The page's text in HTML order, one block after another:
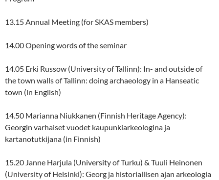
13.15 Annual Meeting (for SKAS members)
14.00 Opening words of the seminar
14.05 Erki Russow (University of Tallinn): In- and outside of
the town walls of Tallinn: doing archaeology in a Hanseatic
town (in English)
14.50 Marianna Niukkanen (Finnish Heritage Agency):
Georgin varhaiset vuodet kaupunkiarkeologina ja
kartanotutkijana (in Finnish)
15.20 Janne Harjula (University of Turku) & Tuuli Heinonen
(University of Helsinki): Georg ja historiallisen ajan arkeologia